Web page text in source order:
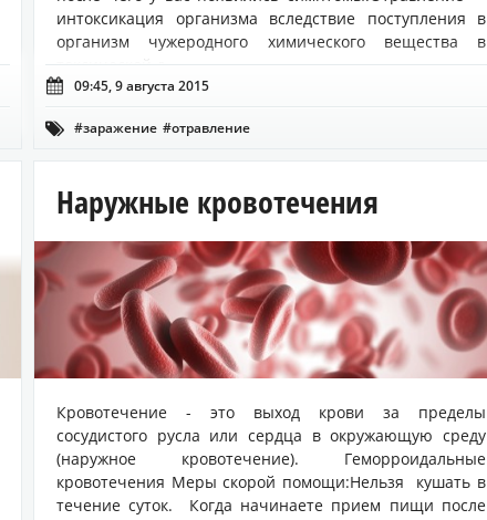
интоксикация организма вследствие поступления в
организм чужеродного химического вещества в
токсической д...
 09:45, 9 августа 2015
 #заражение #отравление
Наружные кровотечения
Кровотечение - это выход крови за пределы
сосудистого русла или сердца в окружающую среду
(наружное кровотечение). Геморроидальные
кровотечения Меры скорой помощи:Нельзя кушать в
течение суток. Когда начинаете прием пищи после